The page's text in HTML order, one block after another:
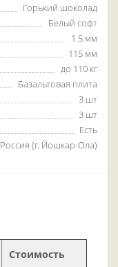
Горький шоколад
Белый софт
1.5 мм
115 мм
до 110 кг
Базальтовая плита
3 шт
3 шт
Есть
Россия (г. Йошкар-Ола)
Стоимость